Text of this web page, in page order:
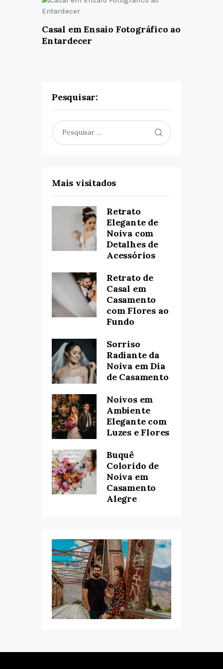
Casal em Ensaio Fotográfico ao
Entardecer
Pesquisar:
por:
Mais visitados
Retrato
Elegante de
Noiva com
Detalhes de
Acessórios
Retrato de
Casal em
Casamento
com Flores ao
Fundo
Sorriso
Radiante da
Noiva em Dia
de Casamento
Noivos em
Ambiente
Elegante com
Luzes e Flores
Buquê
Colorido de
Noiva em
Casamento
Alegre